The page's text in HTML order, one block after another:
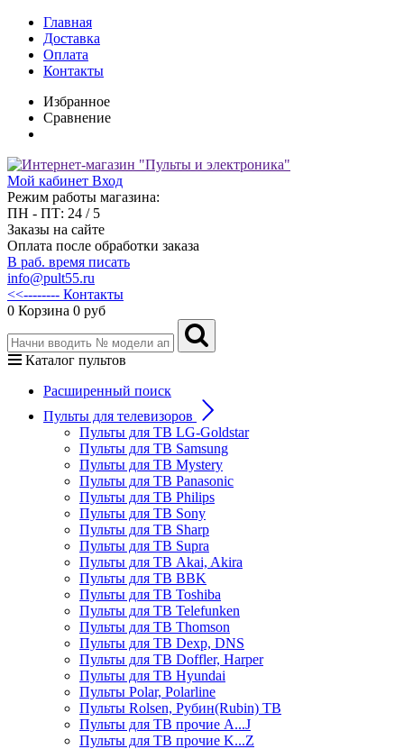
Главная
Доставка
Оплата
Контакты
Избранное
Сравнение
Мой кабинет Вход
Режим работы магазина:
ПН - ПТ: 24 / 5
Заказы на сайте
Оплата после обработки заказа
В раб. время писать
info@pult55.ru
<<-------- Контакты
0 Корзина 0 руб
Каталог пультов
Расширенный поиск
Пульты для телевизоров
Пульты для ТВ LG-Goldstar
Пульты для ТВ Samsung
Пульты для ТВ Mystery
Пульты для ТВ Panasonic
Пульты для ТВ Philips
Пульты для ТВ Sony
Пульты для ТВ Sharp
Пульты для ТВ Supra
Пульты для ТВ Akai, Akira
Пульты для ТВ BBK
Пульты для ТВ Toshiba
Пульты для ТВ Telefunken
Пульты для ТВ Thomson
Пульты для ТВ Dexp, DNS
Пульты для ТВ Doffler, Harper
Пульты для ТВ Hyundai
Пульты Polar, Polarline
Пульты Rolsen, Рубин(Rubin) ТВ
Пульты для ТВ прочие A...J
Пульты для ТВ прочие K...Z